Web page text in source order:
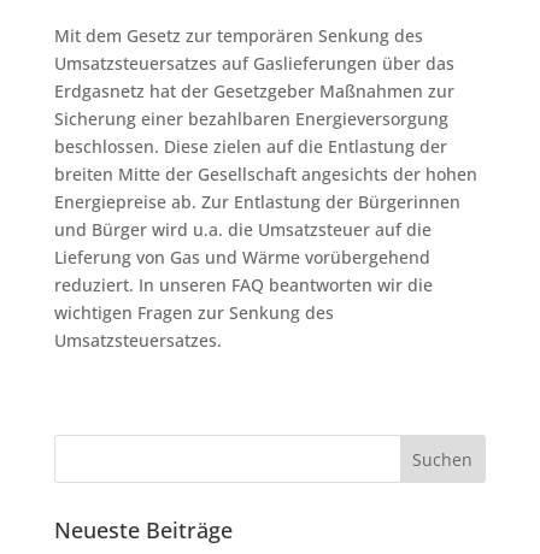
Mit dem Gesetz zur temporären Senkung des
Umsatzsteuersatzes auf Gaslieferungen über das
Erdgasnetz hat der Gesetzgeber Maßnahmen zur
Sicherung einer bezahlbaren Energieversorgung
beschlossen. Diese zielen auf die Entlastung der
breiten Mitte der Gesellschaft angesichts der hohen
Energiepreise ab. Zur Entlastung der Bürgerinnen
und Bürger wird u.a. die Umsatzsteuer auf die
Lieferung von Gas und Wärme vorübergehend
reduziert. In unseren FAQ beantworten wir die
wichtigen Fragen zur Senkung des
Umsatzsteuersatzes.
Neueste Beiträge